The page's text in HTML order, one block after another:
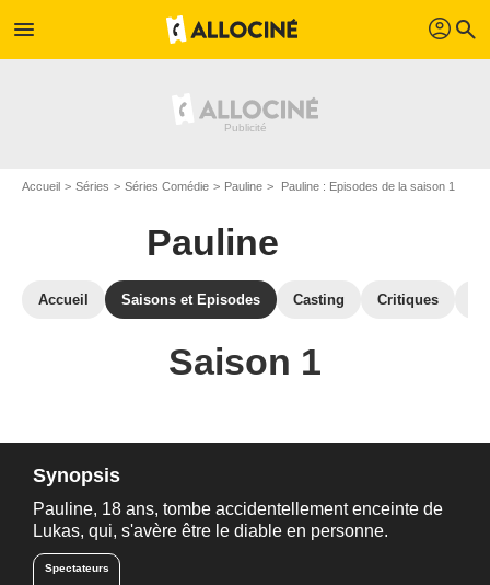
menu profil search
Accueil Séries Séries Comédie Pauline Pauline : Episodes de la saison 1
Pauline
Accueil Saisons et Episodes Casting Critiques
Saison 1
Synopsis
Pauline, 18 ans, tombe accidentellement enceinte de
Lukas, qui, s'avère être le diable en personne.
Spectateurs